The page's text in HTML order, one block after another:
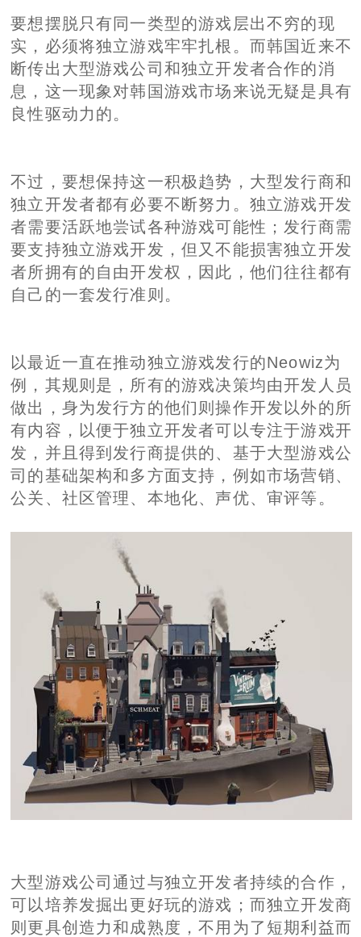
要想摆脱只有同一类型的游戏层出不穷的现
实，必须将独立游戏牢牢扎根。而韩国近来不
断传出大型游戏公司和独立开发者合作的消
息，这一现象对韩国游戏市场来说无疑是具有
良性驱动力的。
不过，要想保持这一积极趋势，大型发行商和
独立开发者都有必要不断努力。独立游戏开发
者需要活跃地尝试各种游戏可能性；发行商需
要支持独立游戏开发，但又不能损害独立开发
者所拥有的自由开发权，因此，他们往往都有
自己的一套发行准则。
以最近一直在推动独立游戏发行的Neowiz为
例，其规则是，所有的游戏决策均由开发人员
做出，身为发行方的他们则操作开发以外的所
有内容，以便于独立开发者可以专注于游戏开
发，并且得到发行商提供的、基于大型游戏公
司的基础架构和多方面支持，例如市场营销、
公关、社区管理、本地化、声优、审评等。
大型游戏公司通过与独立开发者持续的合作，
可以培养发掘出更好玩的游戏；而独立开发商
则更具创造力和成熟度，不用为了短期利益而